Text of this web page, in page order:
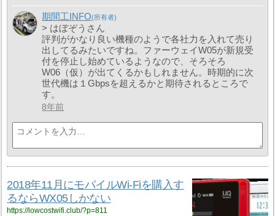
期間工INFO
> はぼぞうさん
評判がかなり良い機種のようで各社力を入れて売り
出してるみたいですね。ファーウェイW05が新規受
付を停止し始めているようなので、そろそろ
W06（仮）が出てくるかもしれません。時期的に次
世代機は１Gbpsを超えるかと期待されるところで
す。
8年前
2018年11月にモバイルWi-Fiを購入す
るならWX05しかない
https://lowcostwifi.club/?p=811